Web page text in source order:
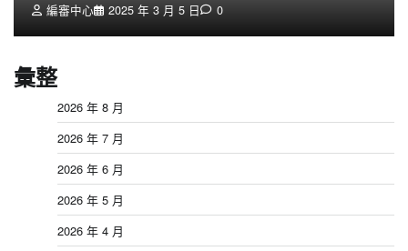
編審中心 2025 年 3 月 5 日 0
彙整
2026 年 8 月
2026 年 7 月
2026 年 6 月
2026 年 5 月
2026 年 4 月